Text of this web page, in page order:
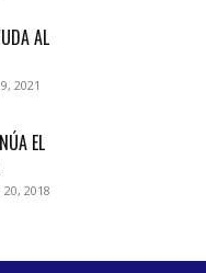
AL
2021
EL
20, 2018